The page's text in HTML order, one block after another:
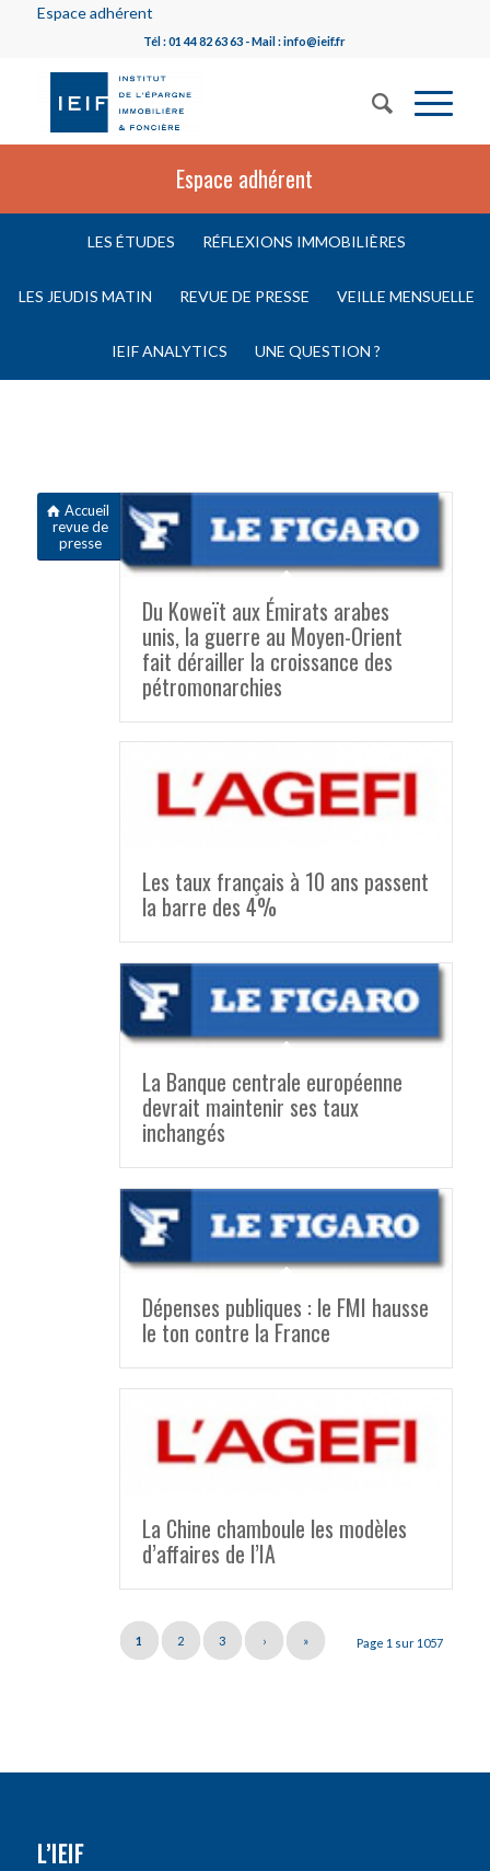
Espace adhérent
Tél : 01 44 82 63 63 - Mail : info@ieif.fr
Espace adhérent
LES ÉTUDES RÉFLEXIONS IMMOBILIÈRES
LES JEUDIS MATIN REVUE DE PRESSE VEILLE MENSUELLE
IEIF ANALYTICS UNE QUESTION ?
Accueil
revue de
presse
Du Koweït aux Émirats arabes
unis, la guerre au Moyen-Orient
fait dérailler la croissance des
pétromonarchies
Les taux français à 10 ans passent
la barre des 4%
La Banque centrale européenne
devrait maintenir ses taux
inchangés
Dépenses publiques : le FMI hausse
le ton contre la France
La Chine chamboule les modèles
d’affaires de l’IA
Page 1 sur 1057
1 2 3 › »
L’IEIF